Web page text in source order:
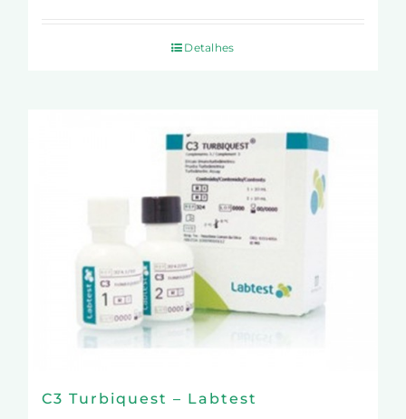
Detalhes
C3 Turbiquest – Labtest